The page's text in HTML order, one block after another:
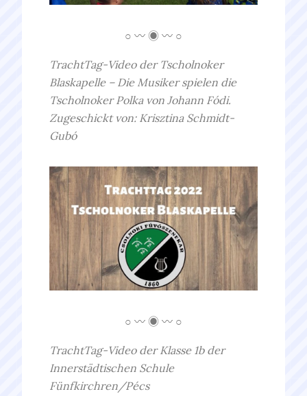
○ 〰 ◉ 〰 ○
TrachtTag-Video der Tscholnoker
Blaskapelle – Die Musiker spielen die
Tscholnoker Polka von Johann Fódi.
Zugeschickt von: Krisztina Schmidt-
Gubó
○ 〰 ◉ 〰 ○
TrachtTag-Video der Klasse 1b der
Innerstädtischen Schule
Fünfkirchren/Pécs